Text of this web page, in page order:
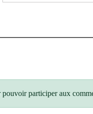
pouvoir participer aux